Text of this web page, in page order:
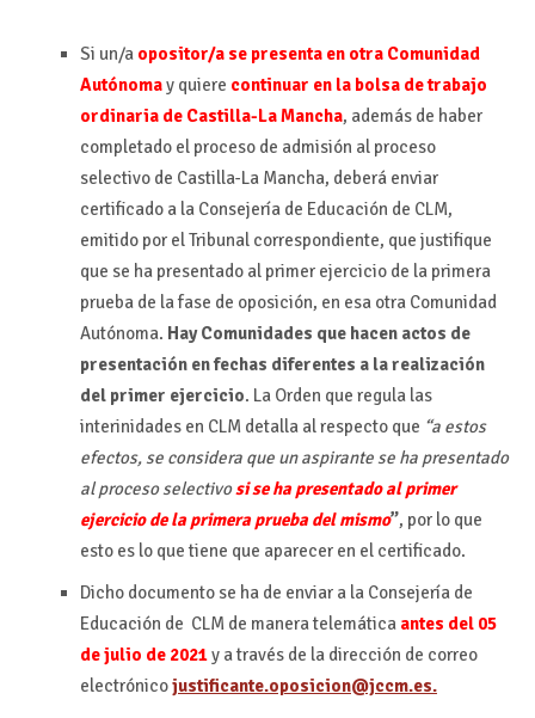
Si un/a opositor/a se presenta en otra Comunidad
Autónomay quiere continuar en la bolsa de trabajo
ordinaria de Castilla-La Mancha, además de haber
completado el proceso de admisión al proceso
selectivo de Castilla-La Mancha, deberá enviar
certificado a la Consejería de Educación de CLM,
emitido por el Tribunal correspondiente, que justifique
que se ha presentado al primer ejercicio de la primera
prueba de la fase de oposición, en esa otra Comunidad
Autónoma. Hay Comunidades que hacen actos de
presentación en fechas diferentes a la realización
del primer ejercicio. La Orden que regula las
interinidades en CLM detalla al respecto que “a estos
efectos, se considera que un aspirante se ha presentado
al proceso selectivosi se ha presentado al primer
ejercicio de la primera prueba del mismo”, por lo que
esto es lo que tiene que aparecer en el certificado.
Dicho documento se ha de enviar a la Consejería de
Educación de CLM de manera telemática antes del 05
de julio de 2021y a través de la dirección de correo
electrónicojustificante.oposicion@jccm.es.